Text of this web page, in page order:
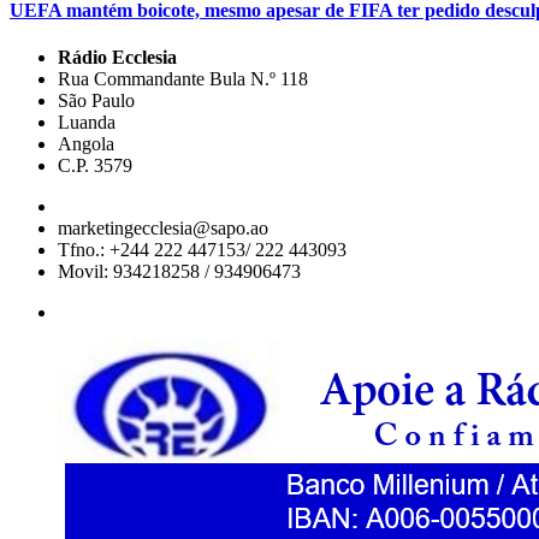
UEFA mantém boicote, mesmo apesar de FIFA ter pedido
Rádio Ecclesia
Rua Commandante Bula N.º 118
São Paulo
Luanda
Angola
C.P. 3579
marketingecclesia@sapo.ao
Tfno.: +244 222 447153/ 222 443093
Movil: 934218258 / 934906473